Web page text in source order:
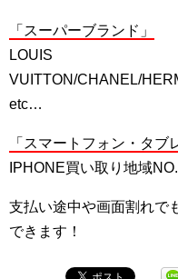
「スーパーブランド」
LOUIS
VUITTON/CHANEL/
etc…
「スマートフォン・タブ
IPHONE買い取り地域
支払い途中や画面割れで
できます！